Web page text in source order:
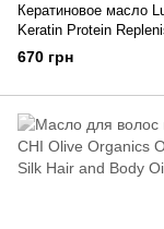
Кератиновое масло
Keratin Protein
Serum 50 мл
670 грн